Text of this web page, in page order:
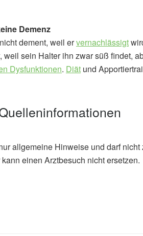
Demenz
dement, weil ervernachlässigt
weil sein Halter ihn zwar süß findet,
Dysfunktionen. Diät und
allgemeine Hinweise und darf
einen Arztbesuch nicht ersetzen.